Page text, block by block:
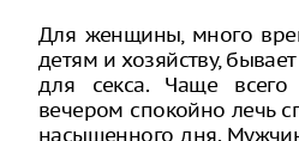
Для женщины, много
детям и хозяйству,
для секса. Чаще
вечером спокойно лечь
насыщенного дня.